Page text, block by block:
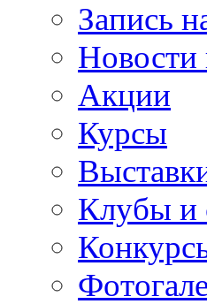
Запись
Новости
Акции
Курсы
Клубы и